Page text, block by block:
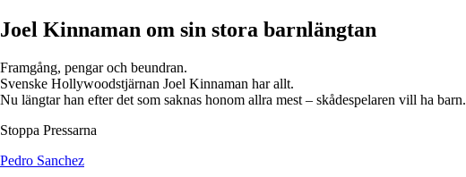
Joel Kinnaman om sin stora barnlängtan
Framgång, pengar och beundran.
Svenske Hollywoodstjärnan Joel Kinnaman har allt.
Nu längtar han efter det som saknas honom allra mest – skådespelaren vill ha barn.
Stoppa Pressarna
Pedro Sanchez